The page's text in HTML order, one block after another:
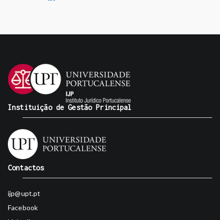
Instituição de Gestão Principal
Contactos
ijp@upt.pt
Facebook